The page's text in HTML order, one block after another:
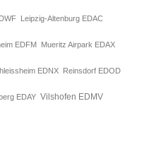
Leipzig-Altenburg EDAC
EDFM Mueritz Airpark EDAX
EDNX Reinsdorf EDOD
EDAY Vilshofen EDMV